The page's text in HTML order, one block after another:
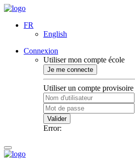
FR
English
Connexion
Utiliser mon compte école
Je me connecte
Utiliser un compte provisoire
Valider
Error: